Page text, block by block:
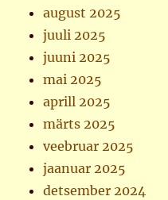
august 2025
juuli 2025
juuni 2025
mai 2025
aprill 2025
märts 2025
veebruar 2025
jaanuar 2025
detsember 2024